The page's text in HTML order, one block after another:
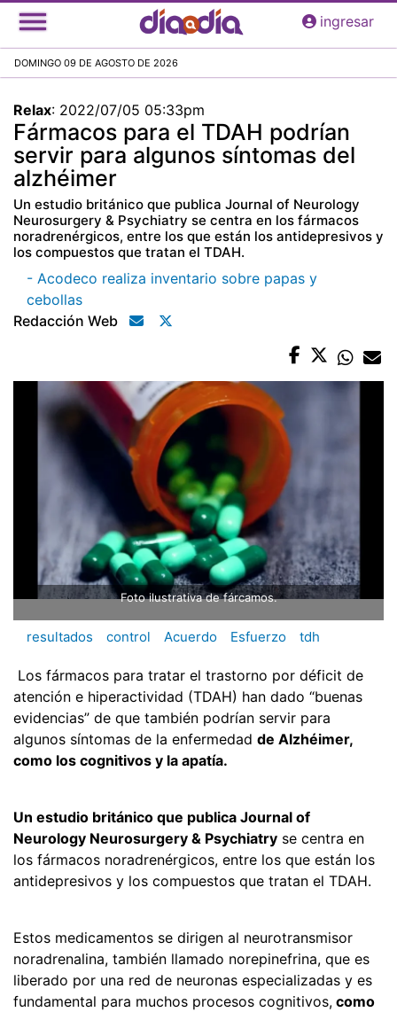
Pasar
al
principal
ingresar
DOMINGO 09 DE AGOSTO DE 2026
Relax: 2022/07/05 05:33pm
Fármacos para el TDAH podrían
servir para algunos síntomas del
alzhéimer
Un estudio británico que publica Journal of Neurology
Neurosurgery & Psychiatry se centra en los fármacos
noradrenérgicos, entre los que están los antidepresivos y
los compuestos que tratan el TDAH.
- Acodeco realiza inventario sobre papas y
cebollas
Redacción Web
Foto ilustrativa de fárcamos.
resultados control Acuerdo Esfuerzo tdh
Los fármacos para tratar el trastorno por déficit de
atención e hiperactividad (TDAH) han dado “buenas
evidencias” de que también podrían servir para
algunos síntomas de la enfermedad de Alzhéimer,
como los cognitivos y la apatía.
Un estudio británico que publica Journal of
Neurology Neurosurgery & Psychiatry se centra en
los fármacos noradrenérgicos, entre los que están los
antidepresivos y los compuestos que tratan el TDAH.
Estos medicamentos se dirigen al neurotransmisor
noradrenalina, también llamado norepinefrina, que es
liberado por una red de neuronas especializadas y es
fundamental para muchos procesos cognitivos, como